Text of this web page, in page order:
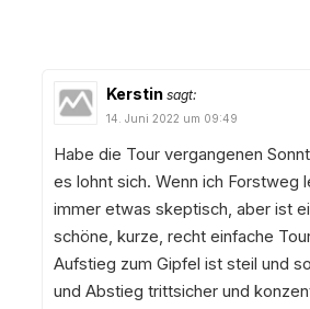
Kerstin sagt:
14. Juni 2022 um 09:49
Habe die Tour vergangenen
es lohnt sich. Wenn ich Forstweg
immer etwas skeptisch, aber ist
schöne, kurze, recht einfache
Aufstieg zum Gipfel ist steil und
und Abstieg trittsicher und